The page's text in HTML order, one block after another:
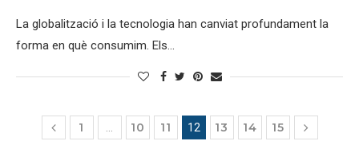
La globalització i la tecnologia han canviat profundament la
forma en què consumim. Els…
1 10 11 12 13 14 15